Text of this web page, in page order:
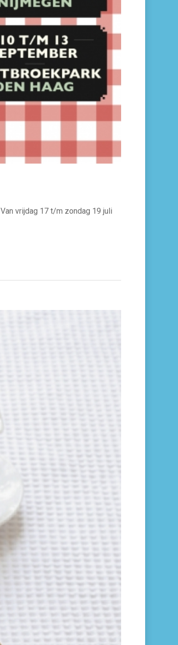
vrijdag 17 t/m zondag 19 juli